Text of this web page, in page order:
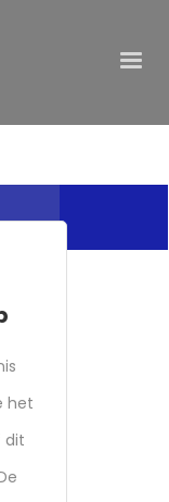
het
dit